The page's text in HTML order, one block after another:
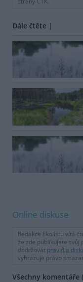
Dále čtěte |
Online diskuse
Redakce Ekolistu vítá
že zde publikujete svůj
dodržovat pravidla
vyhrazuje právo
Všechny komentáře